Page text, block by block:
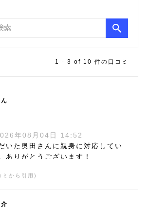
1 - 3 of 10 件の口コミ
年08月04日 14:52
いた奥田さんに親身に対応してい
ありがとうございます！
から引用)